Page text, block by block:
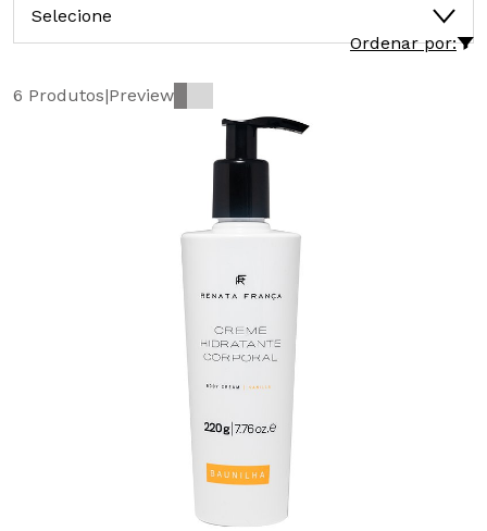
Selecione
Ordenar por:
6 Produtos|Preview